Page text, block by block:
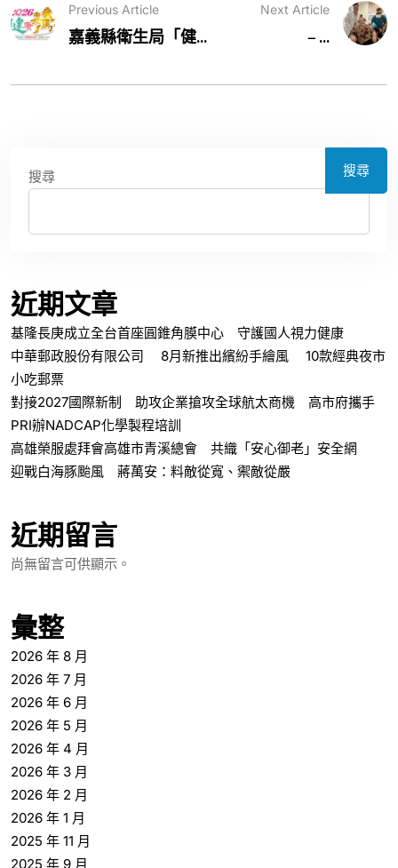
Previous Article
嘉義縣衛生局「健...
Next Article
– ...
搜尋 搜尋
近期文章
基隆長庚成立全台首座圓錐角膜中心 守護國人視力健康
中華郵政股份有限公司 8月新推出繽紛手繪風 10款經典夜市
小吃郵票
對接2027國際新制 助攻企業搶攻全球航太商機 高市府攜手
PRI辦NADCAP化學製程培訓
高雄榮服處拜會高雄市青溪總會 共織「安心御老」安全網
迎戰白海豚颱風 蔣萬安：料敵從寬、禦敵從嚴
近期留言
尚無留言可供顯示。
彙整
2026 年 8 月
2026 年 7 月
2026 年 6 月
2026 年 5 月
2026 年 4 月
2026 年 3 月
2026 年 2 月
2026 年 1 月
2025 年 11 月
2025 年 9 月